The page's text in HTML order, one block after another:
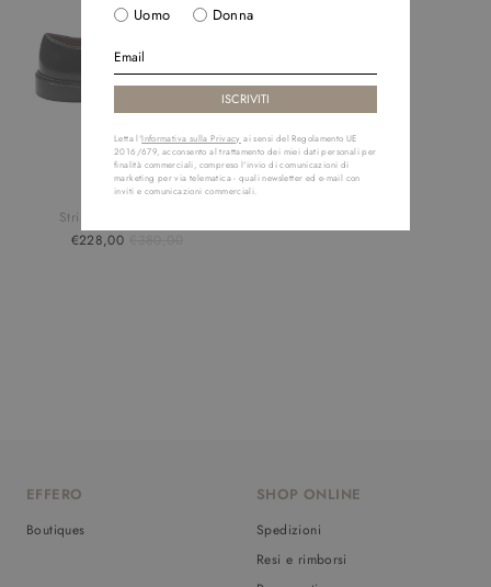
Uomo Donna
Letta l'Informativa sulla Privacy ai sensi del Regolamento UE
2016/679, acconsento al trattamento dei miei dati personali per
finalità commerciali, compreso l'invio di comunicazioni di
marketing per via telematica - quali newsletter ed e-mail con
inviti e comunicazioni commerciali.
Stringata Milton Derby
SEBAGO
€228,00
EFFERO
Boutiques
SHOP ONLINE
Spedizioni
Resi e rimborsi